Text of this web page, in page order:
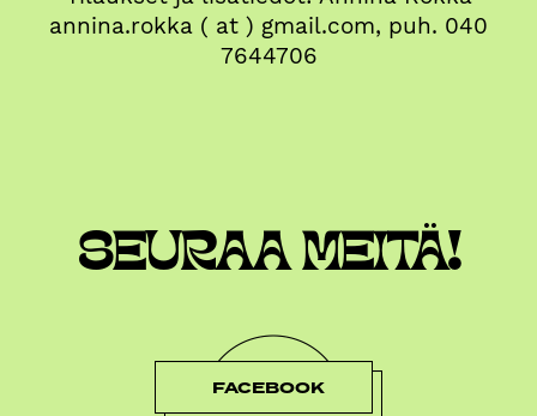
annina.rokka ( at ) gmail.com, puh. 040
7644706
SEURAA MEITÄ!
FACEBOOK